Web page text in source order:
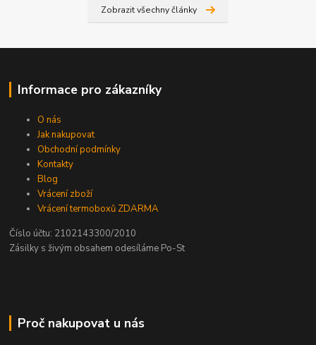
Zobrazit všechny články
Informace pro zákazníky
O nás
Jak nakupovat
Obchodní podmínky
Kontakty
Blog
Vrácení zboží
Vrácení termoboxů ZDARMA
Číslo účtu: 2102143300/2010
Zásilky s živým obsahem odesíláme Po-St
Proč nakupovat u nás